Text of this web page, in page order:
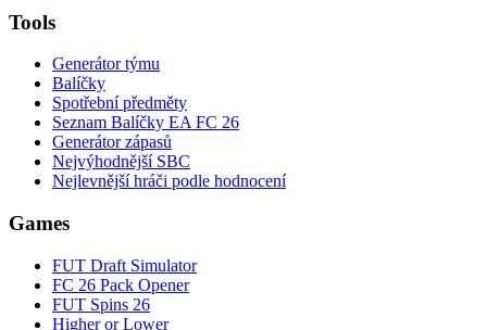
Tools
Generátor týmu
Balíčky
Spotřební předměty
Seznam Balíčky EA FC 26
Generátor zápasů
Nejvýhodnější SBC
Nejlevnější hráči podle hodnocení
Games
FUT Draft Simulator
FC 26 Pack Opener
FUT Spins 26
Higher or Lower